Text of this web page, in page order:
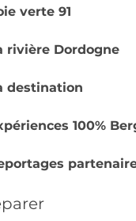
verte 91
rivière Dordogne
destination
100%
, n’oubliez
et de
possible.